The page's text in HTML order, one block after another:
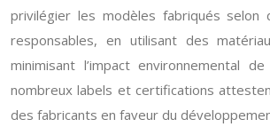
privilégier les modèles fabriqués selon
responsables, en utilisant des
minimisant l’impact environnemental
nombreux labels et certifications
des fabricants en faveur du